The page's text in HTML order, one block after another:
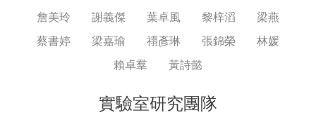
詹美玲 謝義傑 葉卓風 黎梓滔
梁燕
蔡書婷
梁嘉瑜 禤彥琳 張錦榮
林媛
賴卓羣
黃詩懿
實驗室研究團隊